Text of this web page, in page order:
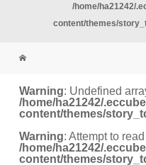
/home/ha21242/
content/themes/
Warning: Undefined
/home/ha21242/
content/themes/
Warning: Attempt to
/home/ha21242/
content/themes/